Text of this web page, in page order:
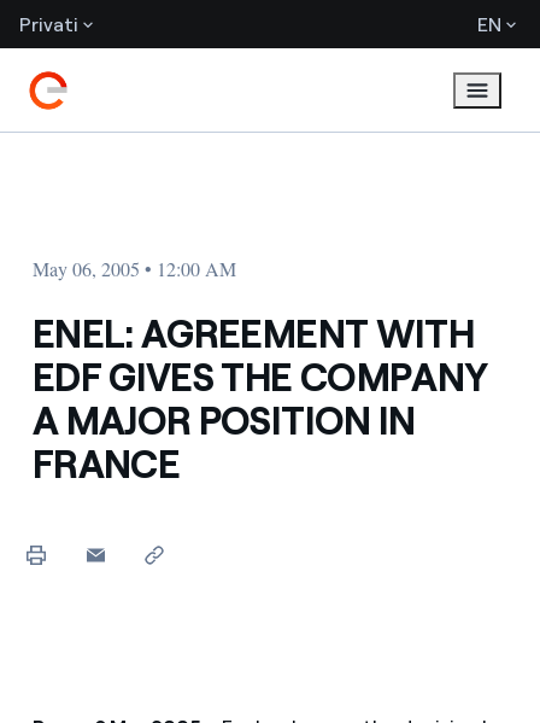
Privati EN
May 06, 2005 • 12:00 AM
ENEL: AGREEMENT WITH
EDF GIVES THE COMPANY
A MAJOR POSITION IN
FRANCE